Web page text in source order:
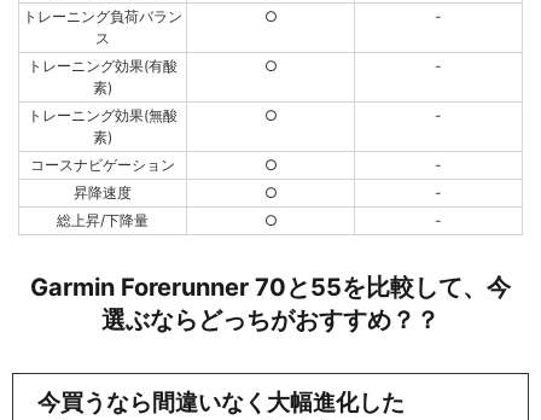
トレーニング負荷バラン
ス
○ -
トレーニング効果(有酸
素)
○ -
トレーニング効果(無酸
素)
○ -
コースナビゲーション ○
-
昇降速度
○
-
総上昇/下降量
○ -
Garmin Forerunner 70と55を比較して、今
選ぶならどっちがおすすめ？？
今買うなら間違いなく大幅進化した